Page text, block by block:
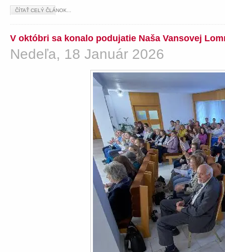
ČÍTAŤ CELÝ ČLÁNOK...
V októbri sa konalo podujatie Naša Vansovej
Nedeľa, 18 Január 2026